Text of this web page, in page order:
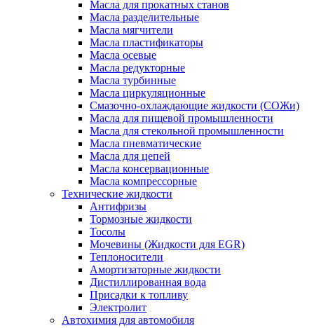
Масла для прокатных станов
Масла разделительные
Масла мягчители
Масла пластификаторы
Масла осевые
Масла редукторные
Масла турбинные
Масла циркуляционные
Смазочно-охлаждающие жидкости (СОЖи)
Масла для пищевой промышленности
Масла для стекольной промышленности
Масла пневматические
Масла для цепей
Масла консервационные
Масла компрессорные
Технические жидкости
Антифризы
Тормозные жидкости
Тосолы
Мочевины (Жидкости для EGR)
Теплоносители
Амортизаторные жидкости
Дистиллированная вода
Присадки к топливу
Электролит
Автохимия для автомобиля